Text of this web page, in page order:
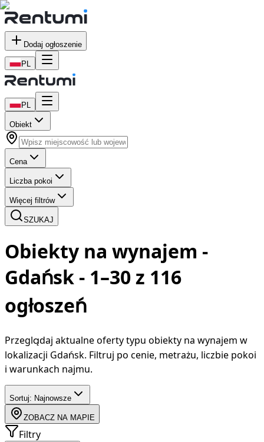
Dodaj ogłoszenie
PL
PL
Obiekt
Cena
Liczba pokoi
Więcej filtrów
SZUKAJ
Obiekty na wynajem -
Gdańsk - 1–30 z 116
ogłoszeń
Przeglądaj aktualne oferty typu obiekty na wynajem w
lokalizacji Gdańsk. Filtruj po cenie, metrażu, liczbie pokoi
i warunkach najmu.
Sortuj: Najnowsze
ZOBACZ NA MAPIE
Filtry